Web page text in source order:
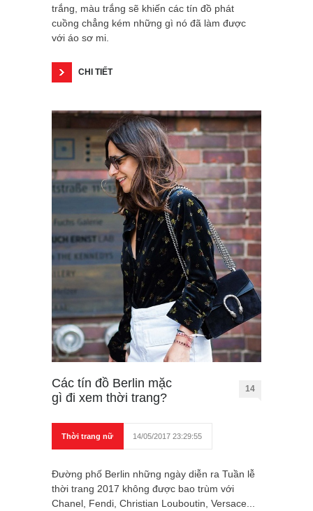
trắng, màu trắng sẽ khiến các tín đồ phát
cuồng chẳng kém những gì nó đã làm được
với áo sơ mi.
CHI TIẾT
Các tín đồ Berlin mặc
gì đi xem thời trang?
14
Thời trang nữ 14/05/2017 23:29:55
Đường phố Berlin những ngày diễn ra Tuần lễ
thời trang 2017 không được bao trùm với
Chanel, Fendi, Christian Louboutin, Versace...